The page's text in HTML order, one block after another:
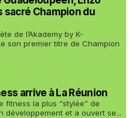
sacré Champion du
de l’Akademy by K-
son premier titre de Champion
arrive à La Réunion
fitness la plus “stylée” de
développement et a ouvert se...